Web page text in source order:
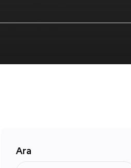
Ara